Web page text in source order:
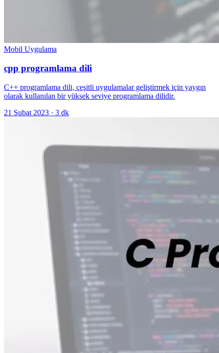
Mobil Uygulama
cpp programlama dili
C++ programlama dili, çeşitli uygulamalar geliştirmek için yaygın
olarak kullanılan bir yüksek seviye programlama dilidir.
21 Şubat 2023 · 3 dk